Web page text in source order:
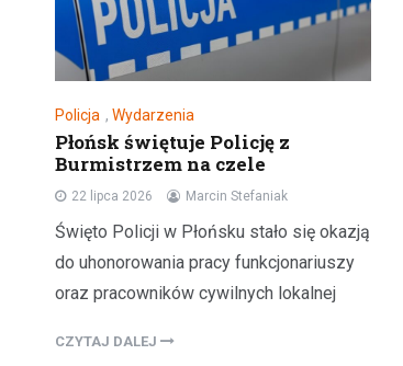
Policja , Wydarzenia
Płońsk świętuje Policję z
Burmistrzem na czele
22 lipca 2026 Marcin Stefaniak
Święto Policji w Płońsku stało się okazją
do uhonorowania pracy funkcjonariuszy
oraz pracowników cywilnych lokalnej
CZYTAJ DALEJ